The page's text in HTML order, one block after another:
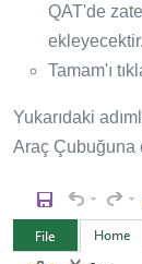
QAT'de
ekleyecektir.
Tamam'ı
Yukarıdaki
Araç Çubuğuna